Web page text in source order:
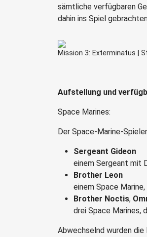
sämtliche verfügbaren
dahin ins Spiel
Mission 3: Exterminatus |
Aufstellung und
Space Marines:
Der Space-Marine-
Sergeant Gideon
einem Sergeant mit
Brother Leon
einem Space
Brother Noctis,
drei Space Marines,
Abwechselnd wurden die